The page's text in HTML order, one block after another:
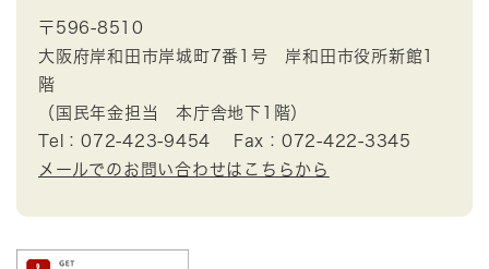
〒596-8510
大阪府岸和田市岸城町7番1号 岸和田市役所新館1
階
（国民年金担当 本庁舎地下1階）
Tel：072-423-9454
Fax：072-422-3345
メールでのお問い合わせはこちらから